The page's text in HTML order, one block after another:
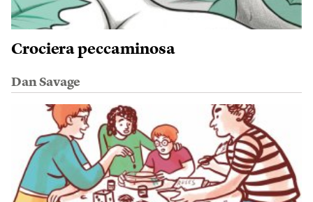
Crociera peccaminosa
Dan Savage